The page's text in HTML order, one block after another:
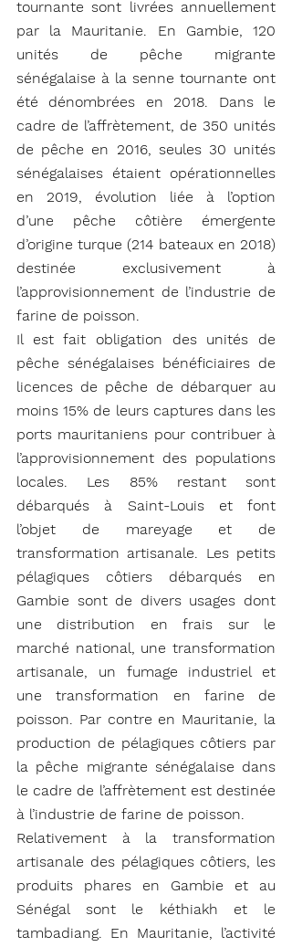
tournante sont livrées annuellement
par la Mauritanie. En Gambie, 120
unités de pêche migrante
sénégalaise à la senne tournante ont
été dénombrées en 2018. Dans le
cadre de l’affrètement, de 350 unités
de pêche en 2016, seules 30 unités
sénégalaises étaient opérationnelles
en 2019, évolution liée à l’option
d’une pêche côtière émergente
d’origine turque (214 bateaux en 2018)
destinée exclusivement à
l’approvisionnement de l’industrie de
farine de poisson.
Il est fait obligation des unités de
pêche sénégalaises bénéficiaires de
licences de pêche de débarquer au
moins 15% de leurs captures dans les
ports mauritaniens pour contribuer à
l’approvisionnement des populations
locales. Les 85% restant sont
débarqués à Saint-Louis et font
l’objet de mareyage et de
transformation artisanale. Les petits
pélagiques côtiers débarqués en
Gambie sont de divers usages dont
une distribution en frais sur le
marché national, une transformation
artisanale, un fumage industriel et
une transformation en farine de
poisson. Par contre en Mauritanie, la
production de pélagiques côtiers par
la pêche migrante sénégalaise dans
le cadre de l’affrètement est destinée
à l’industrie de farine de poisson.
Relativement à la transformation
artisanale des pélagiques côtiers, les
produits phares en Gambie et au
Sénégal sont le kéthiakh et le
tambadiang. En Mauritanie, l’activité